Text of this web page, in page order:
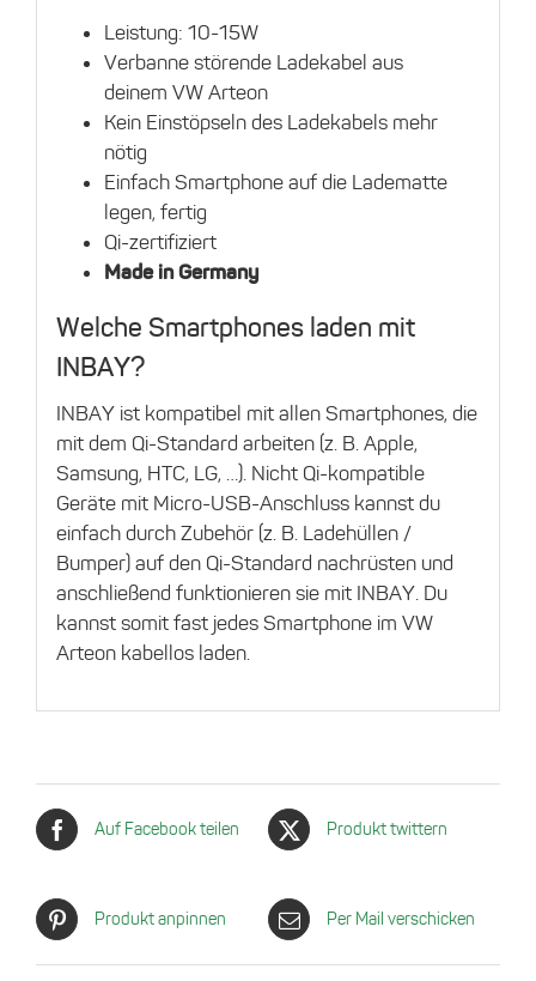
Leistung: 10-15W
Verbanne störende Ladekabel aus
deinem VW Arteon
Kein Einstöpseln des Ladekabels mehr
nötig
Einfach Smartphone auf die Ladematte
legen, fertig
Qi-zertifiziert
Made in Germany
Welche Smartphones laden mit
INBAY?
INBAY ist kompatibel mit allen Smartphones, die
mit dem Qi-Standard arbeiten (z. B. Apple,
Samsung, HTC, LG, …). Nicht Qi-kompatible
Geräte mit Micro-USB-Anschluss kannst du
einfach durch Zubehör (z. B. Ladehüllen /
Bumper) auf den Qi-Standard nachrüsten und
anschließend funktionieren sie mit INBAY. Du
kannst somit fast jedes Smartphone im VW
Arteon kabellos laden.
Auf Facebook teilen Produkt twittern
Produkt anpinnen Per Mail verschicken